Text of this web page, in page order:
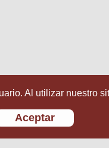
Al utilizar nuestro
Aceptar